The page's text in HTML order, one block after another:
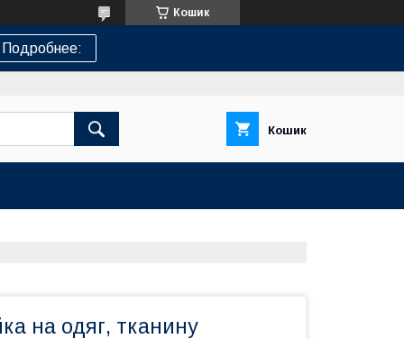
Кошик
Подробнее:
Кошик
на одяг, тканину